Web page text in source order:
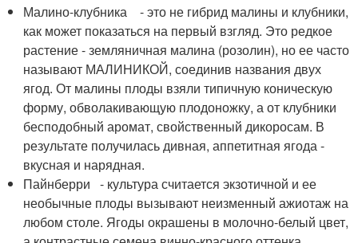
Малино-клубника - это не гибрид малины и клубники,
как может показаться на первый взгляд. Это редкое
растение - земляничная малина (розолин), но ее часто
называют МАЛИНИКОЙ, соединив названия двух
ягод. От малины плоды взяли типичную коническую
форму, обволакивающую плодоножку, а от клубники
бесподобный аромат, свойственный дикоросам. В
результате получилась дивная, аппетитная ягода -
вкусная и нарядная.
Пайнберри - культура считается экзотичной и ее
необычные плоды вызывают неизменный ажиотаж на
любом столе. Ягоды окрашены в молочно-белый цвет,